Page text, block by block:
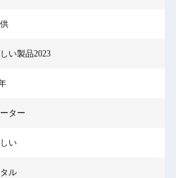
い製品2023
ター
い
ル